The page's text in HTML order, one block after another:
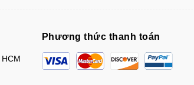
Phương thức thanh toán